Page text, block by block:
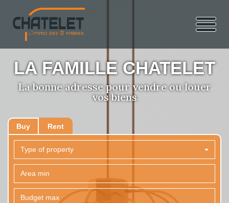
LA FAMILLE CHATELET
La bonne adresse pour vendre ou louer
vos biens
Buy Rent
Type of property